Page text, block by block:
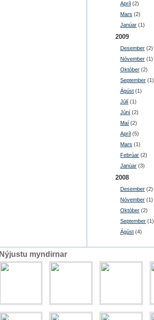
Apríl (2)
Mars (2)
Janúar (1)
2009
Desember (2)
Nóvember (1)
Október (2)
September (1)
Ágúst (1)
Júlí (1)
Júní (2)
Maí (2)
Apríl (5)
Mars (1)
Febrúar (2)
Janúar (3)
2008
Desember (2)
Nóvember (1)
Október (2)
September (1)
Ágúst (4)
Nýjustu myndirnar